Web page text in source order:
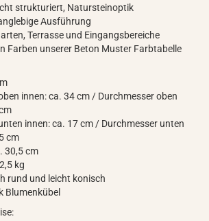
strukturiert, Natursteinoptik
Ausführung
Terrasse und Eingangsbereiche
Farben unserer Beton Muster Farbtabelle
innen: ca. 34 cm / Durchmesser oben
innen: ca. 17 cm / Durchmesser unten
cm
30,5 cm
kg
rund und leicht konisch
Blumenkübel